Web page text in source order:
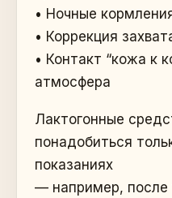
• Ночные
• Коррекция
• Контакт “кожа к
атмосфера
Лактогонные
понадобиться
показаниях
— например, после